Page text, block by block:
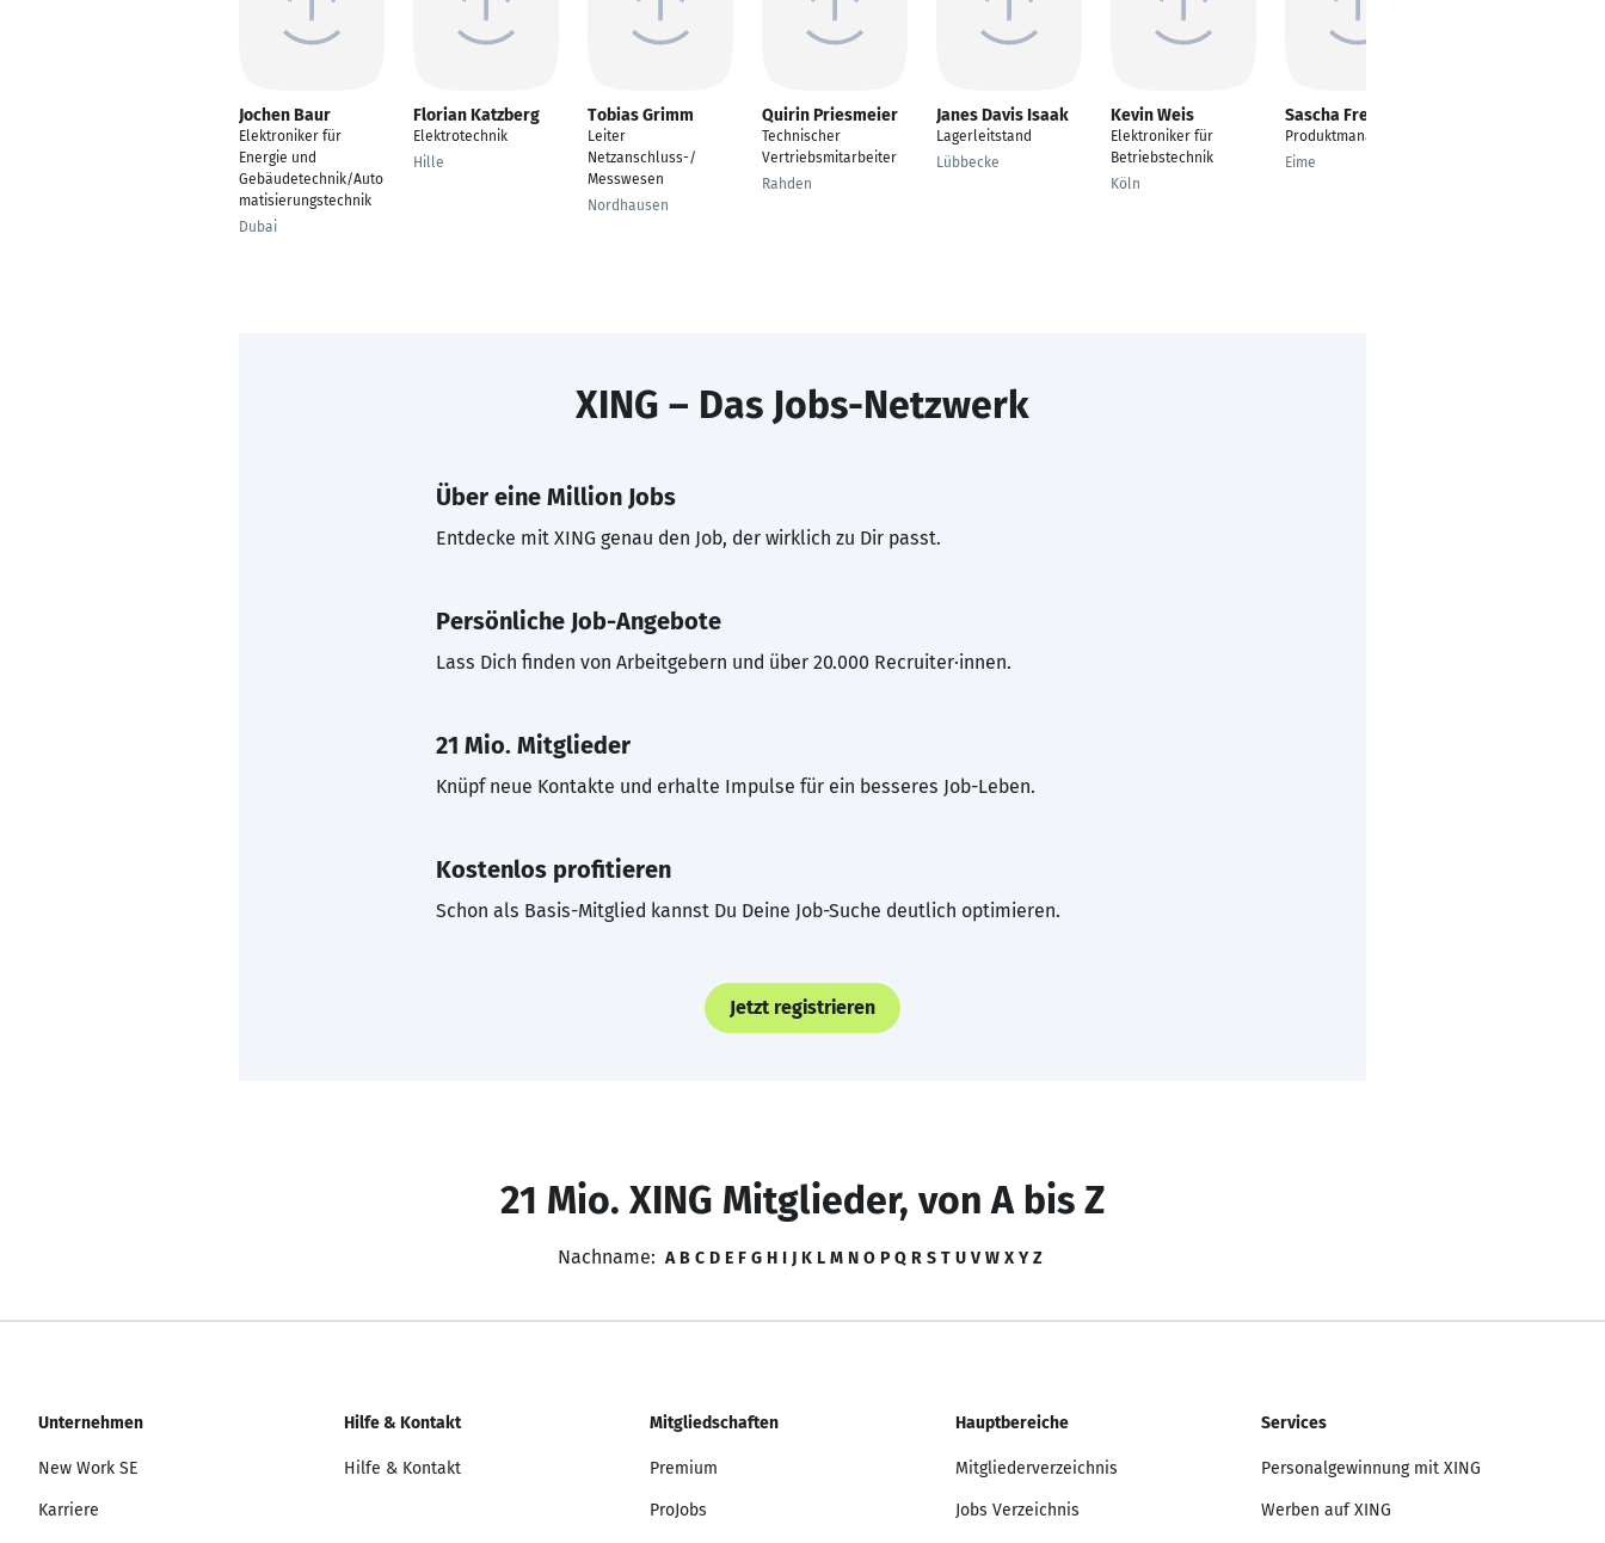
Jochen Baur
Elektroniker für
Energie und
Gebäudetechnik/Auto
matisierungstechnik
Dubai
Florian Katzberg
Elektrotechnik
Hille
Tobias Grimm
Leiter
Netzanschluss-/
Messwesen
Nordhausen
Quirin Priesmeier
Technischer
Vertriebsmitarbeiter
Rahden
Janes Davis Isaak
Lagerleitstand
Lübbecke
Kevin Weis
Elektroniker für
Betriebstechnik
Köln
Sascha Freund
Produktmanager
Eime
XING – Das Jobs-Netzwerk
Über eine Million Jobs
Entdecke mit XING genau den Job, der wirklich zu Dir passt.
Persönliche Job-Angebote
Lass Dich finden von Arbeitgebern und über 20.000 Recruiter·innen.
21 Mio. Mitglieder
Knüpf neue Kontakte und erhalte Impulse für ein besseres Job-Leben.
Kostenlos profitieren
Schon als Basis-Mitglied kannst Du Deine Job-Suche deutlich optimieren.
Jetzt registrieren
21 Mio. XING Mitglieder, von A bis Z
Nachname: A B C D E F G H I J K L M N O P Q R S T U V W X Y Z
Unternehmen
New Work SE
Karriere
Hilfe & Kontakt
Hilfe & Kontakt
Mitgliedschaften
Premium
ProJobs
Hauptbereiche
Mitgliederverzeichnis
Jobs Verzeichnis
Services
Personalgewinnung mit XING
Werben auf XING